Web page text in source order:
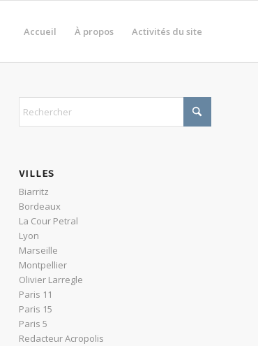
Accueil À propos Activités du site
VILLES
Biarritz
Bordeaux
La Cour Petral
Lyon
Marseille
Montpellier
Olivier Larregle
Paris 11
Paris 15
Paris 5
Redacteur Acropolis